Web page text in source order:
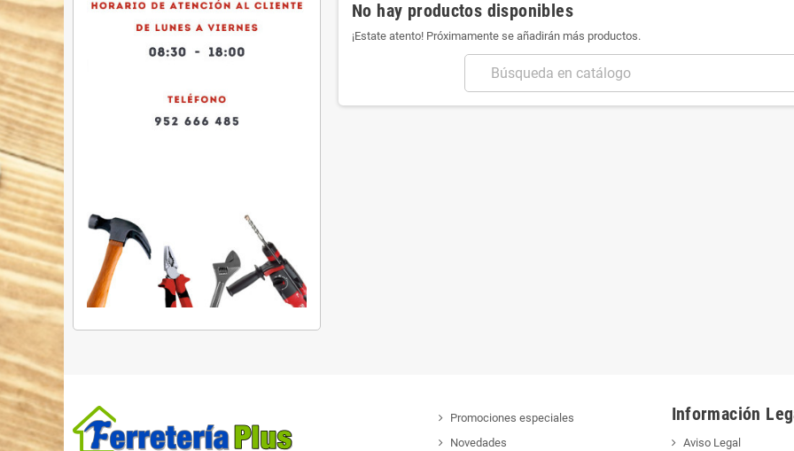
No hay productos disponibles
¡Estate atento! Próximamente se añadirán más productos.
Promociones especiales
Novedades
Información
Aviso Legal